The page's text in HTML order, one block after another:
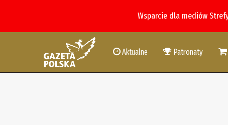
Wsparcie dla mediów
Aktualne Patronaty